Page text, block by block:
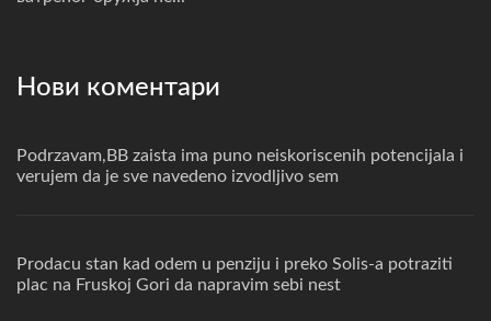
Нови коментари
Podrzavam,BB zaista ima puno neiskoriscenih potencijala i
verujem da je sve navedeno izvodljivo sem
Prodacu stan kad odem u penziju i preko Solis-a potraziti
plac na Fruskoj Gori da napravim sebi nest